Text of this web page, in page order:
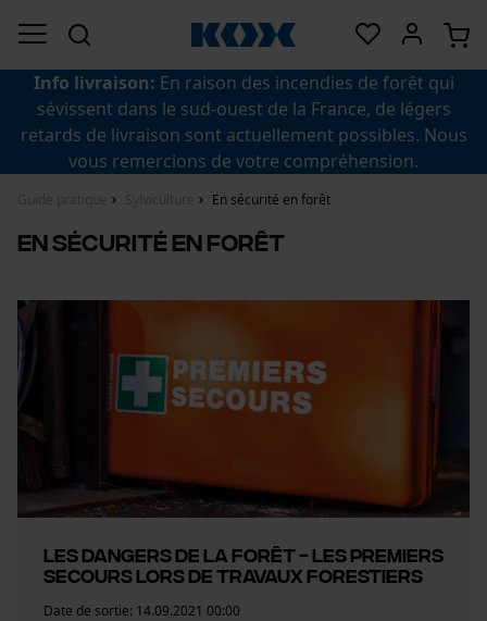
Info livraison: En raison des incendies de forêt qui
sévissent dans le sud-ouest de la France, de légers
retards de livraison sont actuellement possibles. Nous
vous remercions de votre compréhension.
En sécurité en forêt
En sécurité en forêt
Les dangers de la forêt - Les premiers
secours lors de travaux forestiers
Date de sortie: 14.09.2021 00:00